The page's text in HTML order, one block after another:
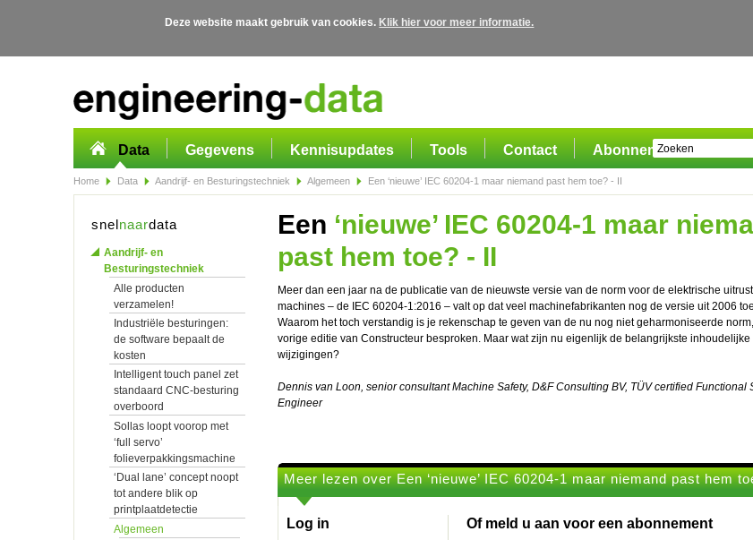
Deze website maakt gebruik van cookies. Klik hier voor meer informatie.
Data Gegevens Kennisupdates Tools Contact Abonnement
Home Data Aandrijf- en Besturingstechniek Algemeen Een ‘nieuwe’ IEC 60204-1 maar niemand past hem toe? - II
snelnaardata
Aandrijf- en
Besturingstechniek
Alle producten
verzamelen!
Industriële besturingen:
de software bepaalt de
kosten
Intelligent touch panel zet
standaard CNC-besturing
overboord
Sollas loopt voorop met
‘full servo’
folieverpakkingsmachine
‘Dual lane’ concept noopt
tot andere blik op
printplaatdetectie
Algemeen
Een ‘nieuwe’ IEC 60204-1 maar
past hem toe? - II
Meer dan een jaar na de publicatie van de nieuwste versie van de norm voor de elektrische
machines – de IEC 60204-1:2016 – valt op dat veel machinefabrikanten nog de versie uit 2006
Waarom het toch verstandig is je rekenschap te geven van de nu nog niet geharmoniseerde
vorige editie van Constructeur besproken. Maar wat zijn nu eigenlijk de belangrijkste inhoudelijke
wijzigingen?
Dennis van Loon, senior consultant Machine Safety, D&F Consulting BV, TÜV certified Functional
Engineer
Meer lezen over Een ‘nieuwe’ IEC 60204-1 maar niemand past hem
Log in Of meld u aan voor een abonnement